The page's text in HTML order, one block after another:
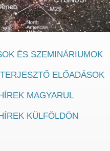
ÉS SZEMINÁRIUMOK
ELŐADÁSOK
MAGYARUL
KÜLFÖLDÖN